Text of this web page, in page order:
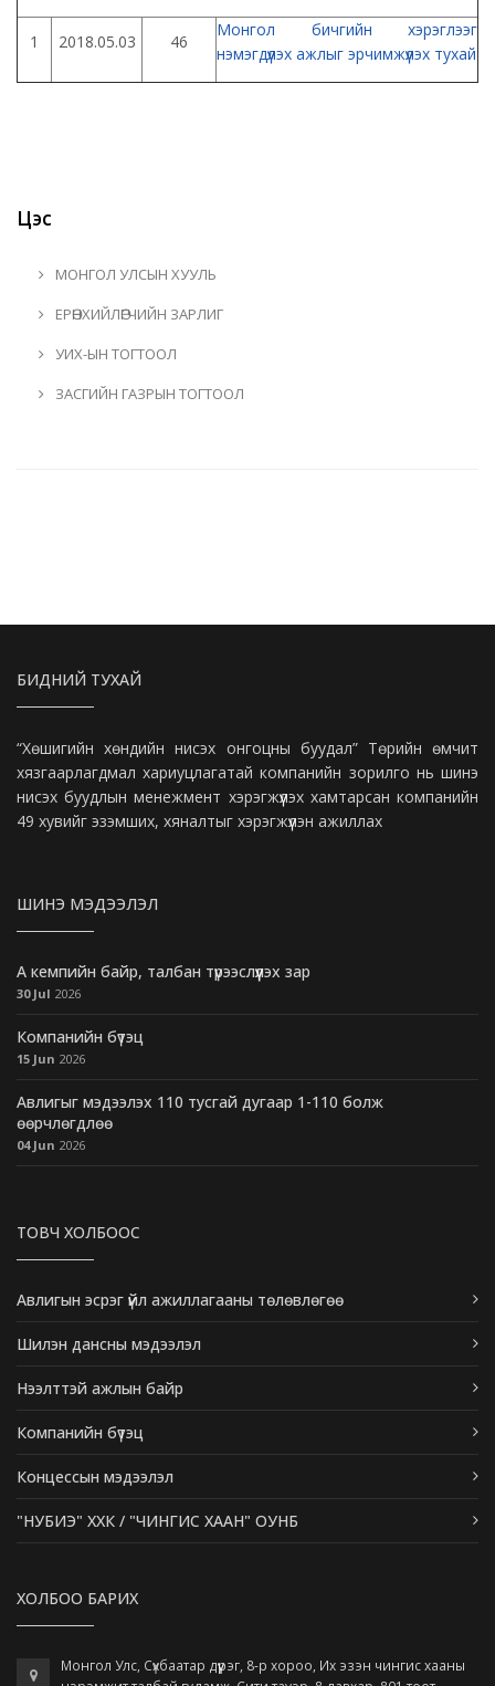
1 2018.05.03 46
Монгол бичгийн хэрэглээг
нэмэгдүүлэх ажлыг эрчимжүүлэх тухай
Цэс
МОНГОЛ УЛСЫН ХУУЛЬ
ЕРӨНХИЙЛӨГЧИЙН ЗАРЛИГ
УИХ-ЫН ТОГТООЛ
ЗАСГИЙН ГАЗРЫН ТОГТООЛ
БИДНИЙ ТУХАЙ
“Хөшигийн хөндийн нисэх онгоцны буудал” Төрийн өмчит
хязгаарлагдмал хариуцлагатай компанийн зорилго нь шинэ
нисэх буудлын менежмент хэрэгжүүлэх хамтарсан компанийн
49 хувийг эзэмших, хяналтыг хэрэгжүүлэн ажиллах
ШИНЭ МЭДЭЭЛЭЛ
А кемпийн байр, талбан түрээслүүлэх зар
30 Jul 2026
Компанийн бүтэц
15 Jun 2026
Авлигыг мэдээлэх 110 тусгай дугаар 1-110 болж
өөрчлөгдлөө
04 Jun 2026
ТОВЧ ХОЛБООС
Авлигын эсрэг үйл ажиллагааны төлөвлөгөө
Шилэн дансны мэдээлэл
Нээлттэй ажлын байр
Компанийн бүтэц
Концессын мэдээлэл
"НУБИЭ" ХХК / "ЧИНГИС ХААН" ОУНБ
ХОЛБОО БАРИХ
Монгол Улс, Сүхбаатар дүүрэг, 8-р хороо, Их эзэн чингис хааны